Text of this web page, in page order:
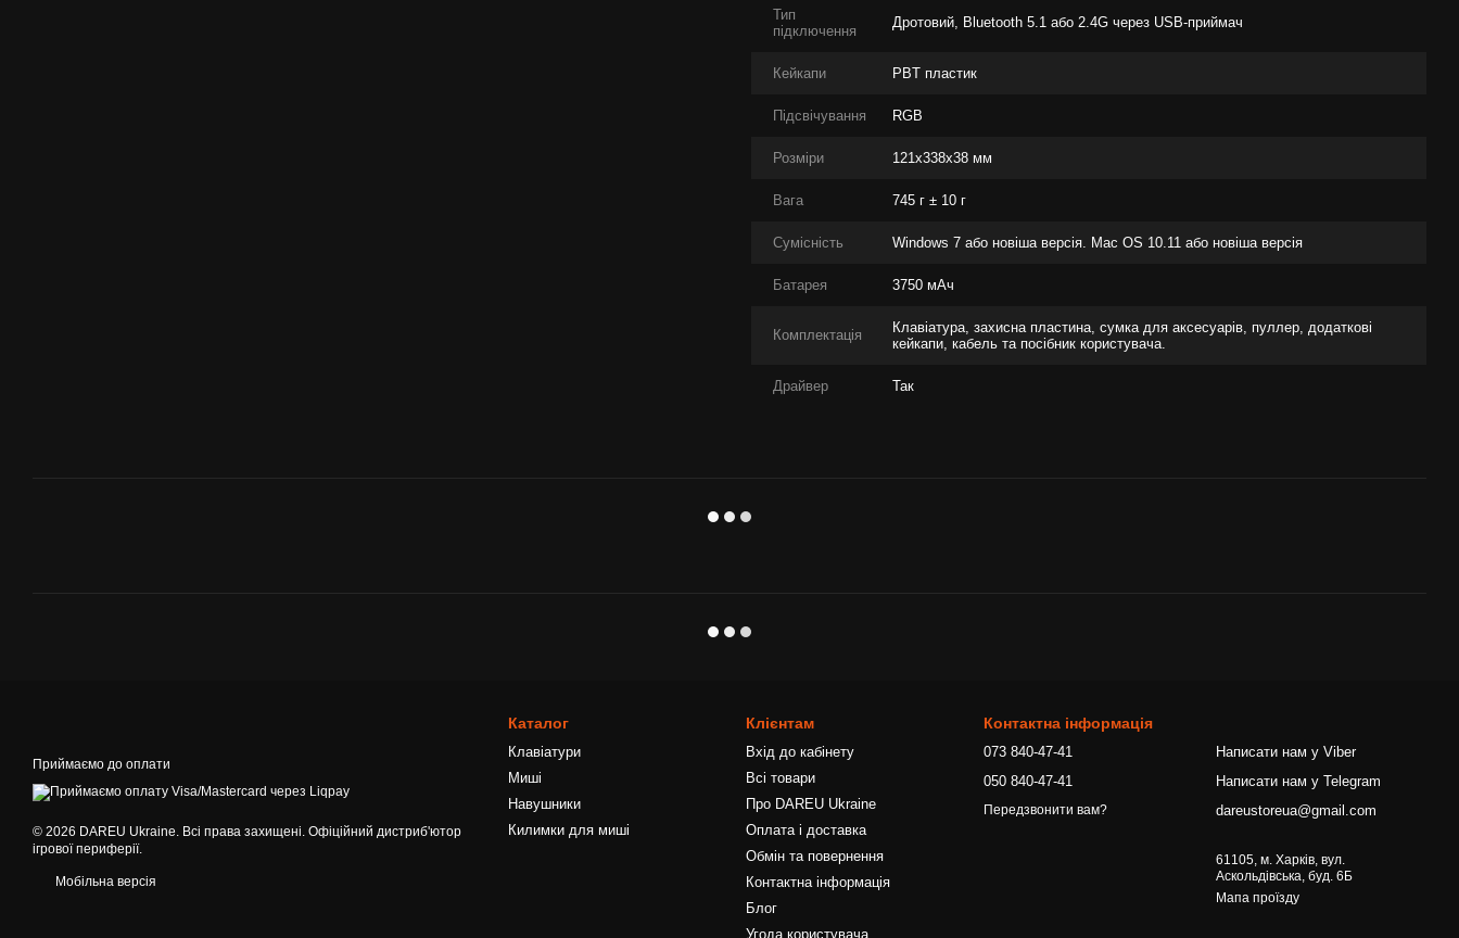
Тип
підключення
Дротовий, Bluetooth 5.1 або 2.4G через USB-приймач
Кейкапи PBT пластик
Підсвічування RGB
Розміри 121x338x38 мм
Вага 745 г ± 10 г
Сумісність Windows 7 або новіша версія. Mac OS 10.11 або новіша версія
Батарея 3750 мАч
Комплектація
Клавіатура, захисна пластина, сумка для аксесуарів, пуллер, додаткові
кейкапи, кабель та посібник користувача.
Драйвер Так
Приймаємо до оплати
© 2026 DAREU Ukraine. Всі права захищені. Офіційний дистриб'ютор
ігрової периферії.
Мобільна версія
Каталог
Клавіатури
Миші
Навушники
Килимки для миші
Клієнтам
Вхід до кабінету
Всі товари
Про DAREU Ukraine
Оплата і доставка
Обмін та повернення
Контактна інформація
Блог
Угода користувача
Контактна інформація
073 840-47-41
050 840-47-41
Передзвонити вам?
Написати нам у Viber
Написати нам у Telegram
dareustoreua@gmail.com
61105, м. Харків, вул.
Аскольдівська, буд. 6Б
Мапа проїзду